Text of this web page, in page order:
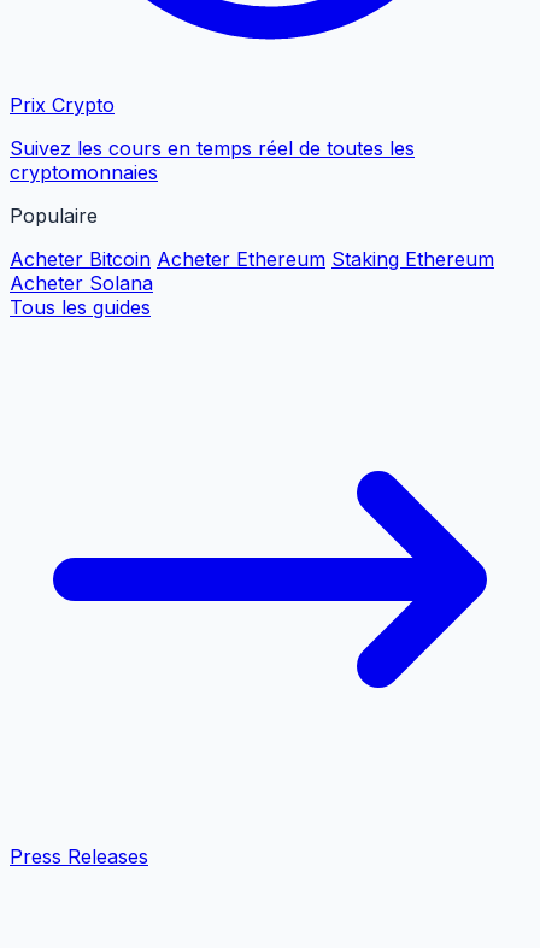
Prix Crypto
Suivez les cours en temps réel de toutes les
cryptomonnaies
Populaire
Acheter Bitcoin Acheter Ethereum Staking Ethereum
Acheter Solana
Tous les guides
Press Releases